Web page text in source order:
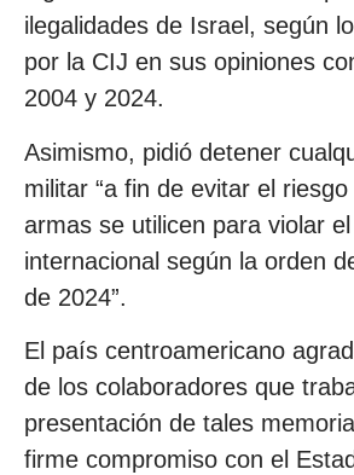
ilegalidades de Israel, según
por la CIJ en sus opiniones
2004 y 2024.
Asimismo, pidió detener
militar “a fin de evitar el
armas se utilicen para violar
internacional según la orden
de 2024”.
El país centroamericano
de los colaboradores que
presentación de tales
firme compromiso con el